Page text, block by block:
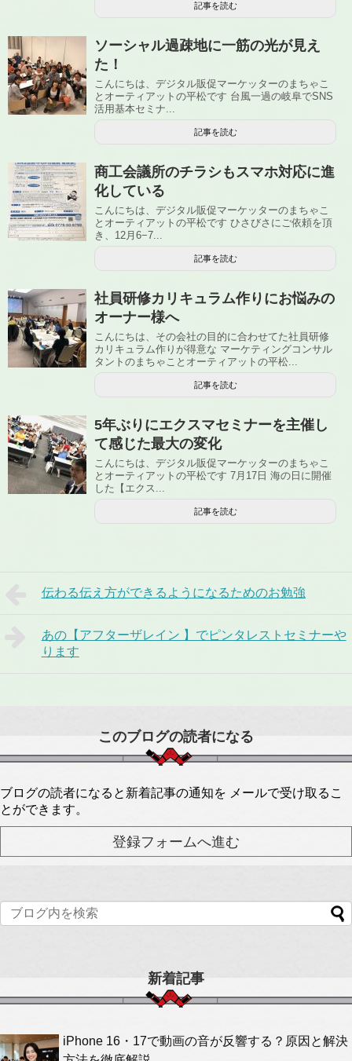
記事を読む
ソーシャル過疎地に一筋の光が見え
た！
こんにちは、デジタル販促マーケッターのまちゃこ
とオーティアットの平松です 台風一過の岐阜でSNS
活用基本セミナ...
記事を読む
商工会議所のチラシもスマホ対応に進
化している
こんにちは、デジタル販促マーケッターのまちゃこ
とオーティアットの平松です ひさびさにご依頼を頂
き、12月6−7...
記事を読む
社員研修カリキュラム作りにお悩みの
オーナー様へ
こんにちは、その会社の目的に合わせてた社員研修
カリキュラム作りが得意な マーケティングコンサル
タントのまちゃことオーティアットの平松...
記事を読む
5年ぶりにエクスマセミナーを主催し
て感じた最大の変化
こんにちは、デジタル販促マーケッターのまちゃこ
とオーティアットの平松です 7月17日 海の日に開催
した【エクス...
記事を読む
伝わる伝え方ができるようになるためのお勉強
あの【アフターザレイン 】でピンタレストセミナーや
ります
このブログの読者になる
ブログの読者になると新着記事の通知を メールで受け取るこ
とができます。
新着記事
iPhone 16・17で動画の音が反響する？原因と解決